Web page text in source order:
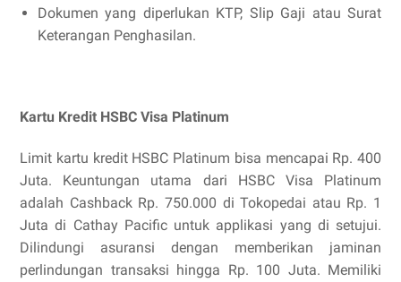
Dokumen yang diperlukan KTP, Slip Gaji atau Surat
Keterangan Penghasilan.
Kartu Kredit HSBC Visa Platinum
Limit kartu kredit HSBC Platinum bisa mencapai Rp. 400
Juta. Keuntungan utama dari HSBC Visa Platinum
adalah Cashback Rp. 750.000 di Tokopedai atau Rp. 1
Juta di Cathay Pacific untuk applikasi yang di setujui.
Dilindungi asuransi dengan memberikan jaminan
perlindungan transaksi hingga Rp. 100 Juta. Memiliki